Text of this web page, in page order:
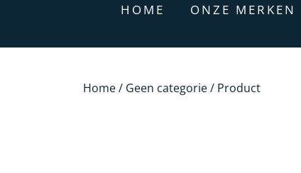
HOME ONZE MERKEN
Home/ Geen categorie/ Product